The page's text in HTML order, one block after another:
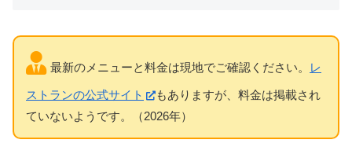
最新のメニューと料金は現地でご確認ください。 レ
ストランの公式サイト
もありますが、料金は掲載され
ていないようです。（2026年）